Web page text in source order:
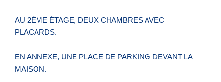
AU 2ÈME ÉTAGE, DEUX CHAMBRES AVEC
PLACARDS.
EN ANNEXE, UNE PLACE DE PARKING DEVANT LA
MAISON.